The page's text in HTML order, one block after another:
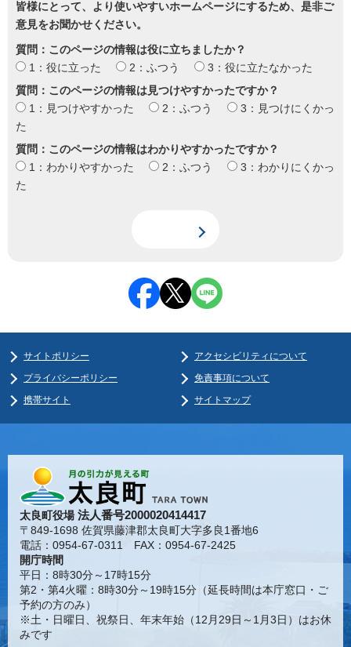
皆様にとって、より使いやすいホームページにするため、是非ご
意見をお聞かせください。
質問：このページの情報は役に立ちましたか？
1：役に立った
2：ふつう
3：役に立たなかった
質問：このページの情報は見つけやすかったですか？
1：見つけやすかった
2：ふつう
3：見つけにくかっ
た
質問：このページの情報はわかりやすかったですか？
1：わかりやすかった
2：ふつう
3：わかりにくかっ
た
サイトポリシー
アクセシビリティについて
プライバシーポリシー
免責事項について
携帯サイト
サイトマップ
太良町役場法人番号2000020414417
〒849-1698 佐賀県藤津郡太良町大字多良1番地6
電話：0954-67-0311 FAX：0954-67-2425
開庁時間
平日：8時30分～17時15分
第2・第4火曜：8時30分～19時15分（延長時間は本庁窓口・ご
予約の方のみ）
※土・日曜日、祝祭日、年末年始（12月29日～1月3日）はお休
みです